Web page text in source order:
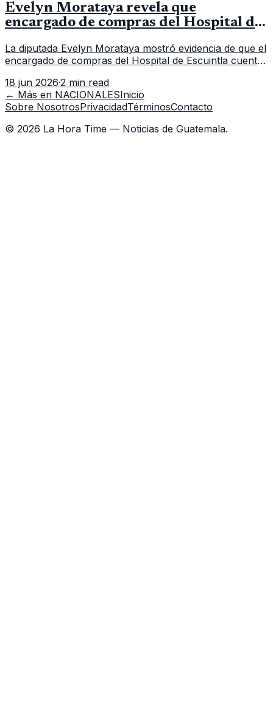
Evelyn Morataya revela que
encargado de compras del Hospital de
La diputada Evelyn Morataya mostró evidencia de que el
encargado de compras del Hospital de Escuintla cuenta
capacitación en la capital.
18 jun 2026·2 min read
← Más en NACIONALESInicio
Sobre NosotrosPrivacidadTérminosContacto
© 2026 La Hora Time — Noticias de Guatemala.